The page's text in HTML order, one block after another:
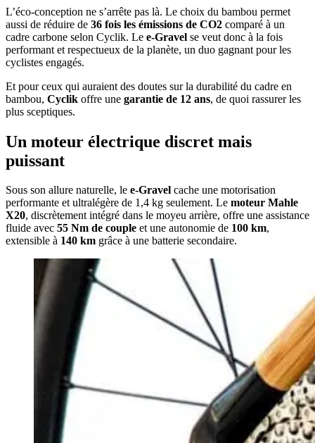
L’éco-conception ne s’arrête pas là. Le choix du bambou permet
aussi de réduire de 36 fois les émissions de CO2 comparé à un
cadre carbone selon Cyclik. Le e-Gravel se veut donc à la fois
performant et respectueux de la planète, un duo gagnant pour les
cyclistes engagés.
Et pour ceux qui auraient des doutes sur la durabilité du cadre en
bambou, Cyclik offre une garantie de 12 ans, de quoi rassurer les
plus sceptiques.
Un moteur électrique discret mais
puissant
Sous son allure naturelle, le e-Gravel cache une motorisation
performante et ultralégère de 1,4 kg seulement. Le moteur Mahle
X20, discrètement intégré dans le moyeu arrière, offre une assistance
fluide avec 55 Nm de couple et une autonomie de 100 km,
extensible à 140 km grâce à une batterie secondaire.